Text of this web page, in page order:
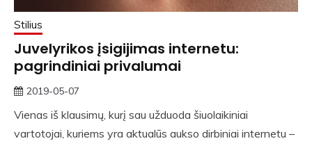
Stilius
Juvelyrikos įsigijimas internetu:
pagrindiniai privalumai
2019-05-07
Vienas iš klausimų, kurį sau užduoda šiuolaikiniai
vartotojai, kuriems yra aktualūs aukso dirbiniai internetu –